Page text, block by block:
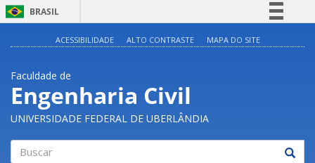
BRASIL
Legislação
Canais
ACESSIBILIDADE ALTO CONTRASTE MAPA DO SITE
Faculdade de
Engenharia Civil
UNIVERSIDADE FEDERAL DE UBERLÂNDIA